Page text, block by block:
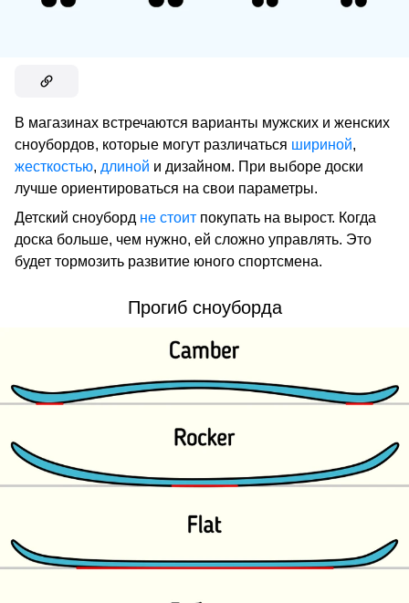
В магазинах встречаются варианты мужских и женских
сноубордов, которые могут различаться шириной,
жесткостью, длиной и дизайном. При выборе доски
лучше ориентироваться на свои параметры.
Детский сноуборд не стоит покупать на вырост. Когда
доска больше, чем нужно, ей сложно управлять. Это
будет тормозить развитие юного спортсмена.
Прогиб сноуборда